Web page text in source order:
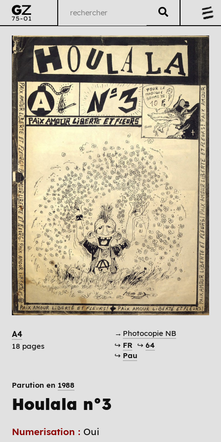
A4
18 pages
→ Photocopie NB
↪ FR ↪ 64
↪ Pau
Parution en 1988
Houlala n°3
Numerisation : Oui